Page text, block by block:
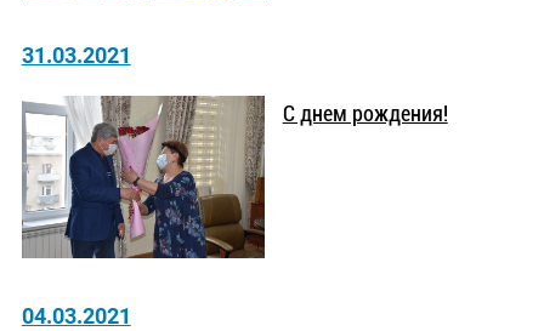
31.03.2021
С днем рождения!
04.03.2021